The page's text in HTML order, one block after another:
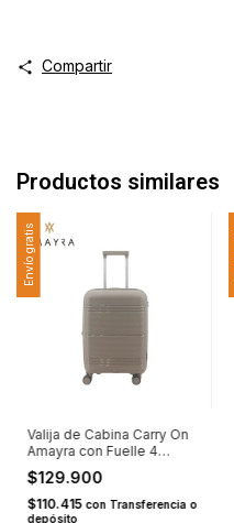
Compartir
Productos similares
Envío gratis
Valija de Cabina Carry On
Amayra con Fuelle 4
Ruedas Dobles PP 20"
Taupe U
$129.900
$110.415 con Transferencia o
depósito